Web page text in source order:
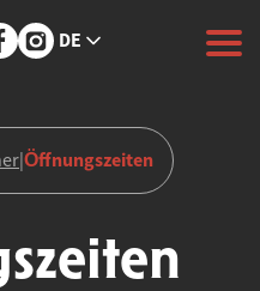
DE
Öffnungszeiten